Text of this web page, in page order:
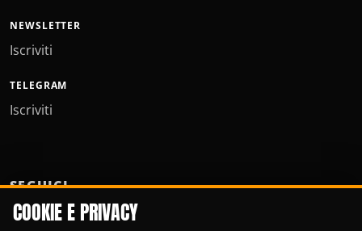
NEWSLETTER
Iscriviti
TELEGRAM
Iscriviti
SEGUICI
COOKIE E PRIVACY